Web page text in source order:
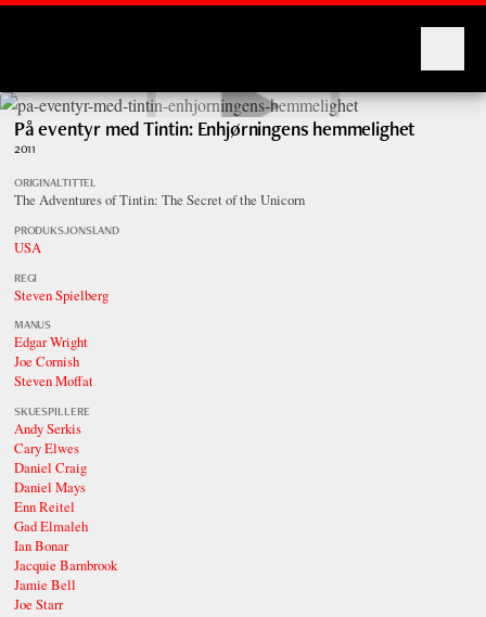
På eventyr med Tintin: Enhjørningens hemmelighet
2011
ORIGINALTITTEL
The Adventures of Tintin: The Secret of the Unicorn
PRODUKSJONSLAND
USA
REGI
Steven Spielberg
MANUS
Edgar Wright
Joe Cornish
Steven Moffat
SKUESPILLERE
Andy Serkis
Cary Elwes
Daniel Craig
Daniel Mays
Enn Reitel
Gad Elmaleh
Ian Bonar
Jacquie Barnbrook
Jamie Bell
Joe Starr